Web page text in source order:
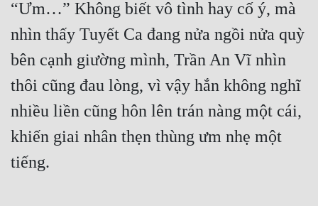
Học Đường
Khoa Huyễn
Khoa Huyễn Không Gian
Kinh Dị
Kiếm Hiệp
Kỳ Huyễn
“Ưm…” Không biết vô tình hay cố ý, mà
nhìn thấy Tuyết Ca đang nửa ngồi nửa quỳ
bên cạnh giường mình, Trần An Vĩ nhìn
thôi cũng đau lòng, vì vậy hắn không nghĩ
nhiều liền cũng hôn lên trán nàng một cái,
khiến giai nhân thẹn thùng ưm nhẹ một
tiếng.